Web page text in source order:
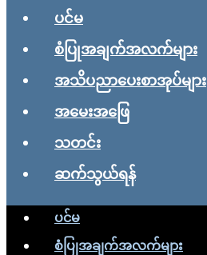
ပင်မ
စံပြုအချက်အလက်များ
အသိပညာပေးစာအုပ်များ
အမေးအဖြေ
သတင်း
ဆက်သွယ်ရန်
ပင်မ
စံပြုအချက်အလက်များ